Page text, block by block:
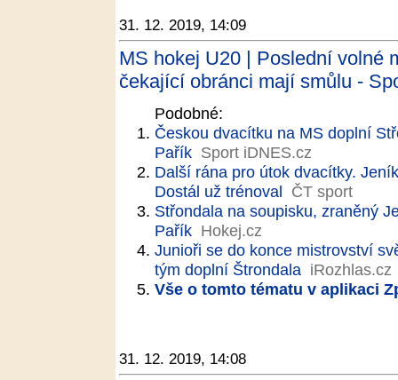
31. 12. 2019, 14:09
MS hokej U20 | Poslední volné
čekající obránci mají smůlu -
Podobné:
Českou dvacítku na MS doplní
Pařík Sport iDNES.cz
Další rána pro útok dvacítky.
Dostál už trénoval ČT sport
Střondala na soupisku, zraněný
Pařík Hokej.cz
Junioři se do konce mistrovství
tým doplní Štrondala iRozhlas.cz
Vše o tomto tématu v aplikaci
31. 12. 2019, 14:08